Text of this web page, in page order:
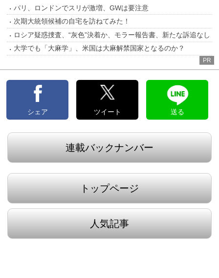
パリ、ロンドンでスリが激増、GWは要注意
次期大統領候補の自宅を訪ねてみた！
ロシア疑惑捜査、“灰色”決着か、モラー報告書、新たな訴追なし
大学でも「大麻学」、米国は大麻解禁国家となるのか？
PR
シェア ツイート 送る
連載バックナンバー
トップページ
人気記事